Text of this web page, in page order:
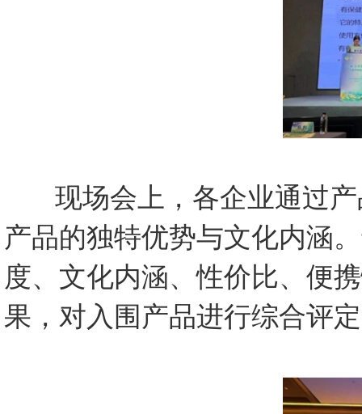
现场会上，各企业通过产
产品的独特优势与文化内涵
度、文化内涵、性价比、便
果，对入围产品进行综合评